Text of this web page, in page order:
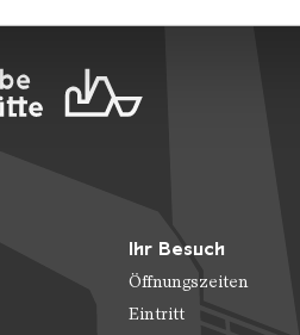
Ihr Besuch
Öffnungszeiten
Eintritt